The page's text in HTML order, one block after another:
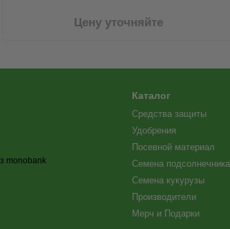
Цену уточняйте
Каталог
Средства защиты
Удобрения
Посевной материал
Семена подсолнечника
Семена кукурузы
Производители
Мерч и Подарки